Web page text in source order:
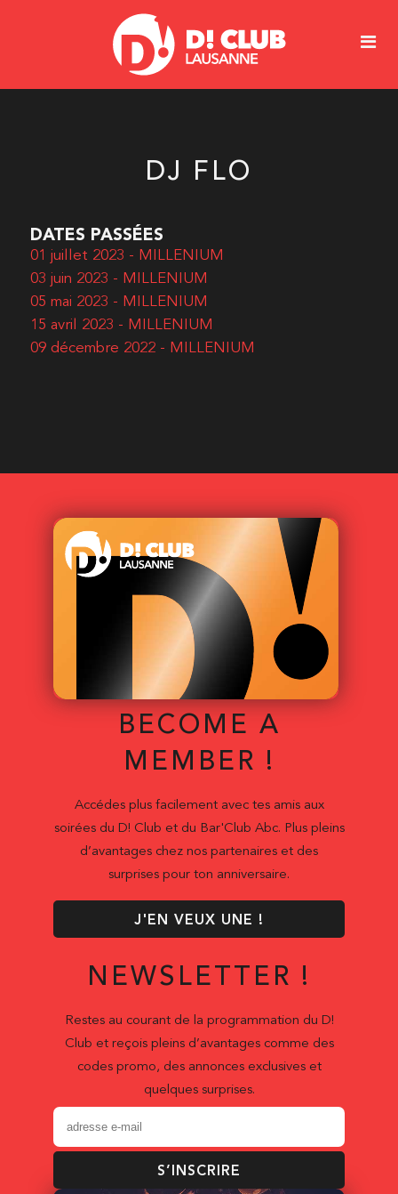
DJ FLO
DATES PASSÉES
01 juillet 2023 - MILLENIUM
03 juin 2023 - MILLENIUM
05 mai 2023 - MILLENIUM
15 avril 2023 - MILLENIUM
09 décembre 2022 - MILLENIUM
BECOME A
MEMBER !
Accédes plus facilement avec tes amis aux
soirées du D! Club et du Bar'Club Abc. Plus pleins
d’avantages chez nos partenaires et des
surprises pour ton anniversaire.
J'EN VEUX UNE !
NEWSLETTER !
Restes au courant de la programmation du D!
Club et reçois pleins d’avantages comme des
codes promo, des annonces exclusives et
quelques surprises.
S’INSCRIRE